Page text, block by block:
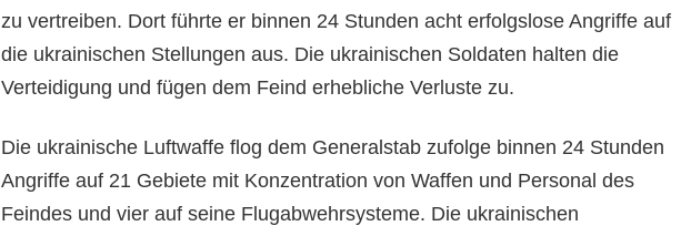
zu vertreiben. Dort führte er binnen 24 Stunden acht erfolgslose Angriffe auf
die ukrainischen Stellungen aus. Die ukrainischen Soldaten halten die
Verteidigung und fügen dem Feind erhebliche Verluste zu.
Die ukrainische Luftwaffe flog dem Generalstab zufolge binnen 24 Stunden
Angriffe auf 21 Gebiete mit Konzentration von Waffen und Personal des
Feindes und vier auf seine Flugabwehrsysteme. Die ukrainischen